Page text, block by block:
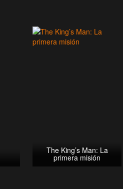
The King’s Man: La
primera misión